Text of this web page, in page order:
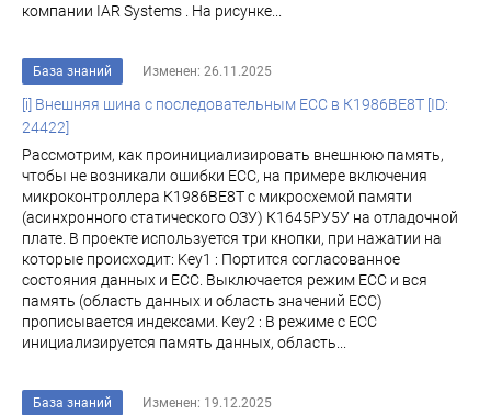
компании IAR Systems . На рисунке...
База знаний Изменен: 26.11.2025
[i] Внешняя шина с последовательным ECC в К1986ВЕ8Т [ID:
24422]
Рассмотрим, как проинициализировать внешнюю память,
чтобы не возникали ошибки ECC, на примере включения
микроконтроллера К1986ВЕ8Т с микросхемой памяти
(асинхронного статического ОЗУ) К1645РУ5У на отладочной
плате. В проекте используется три кнопки, при нажатии на
которые происходит: Key1 : Портится согласованное
состояния данных и ECC. Выключается режим ECC и вся
память (область данных и область значений ЕСС)
прописывается индексами. Key2 : В режиме с ECC
инициализируется память данных, область...
База знаний Изменен: 19.12.2025